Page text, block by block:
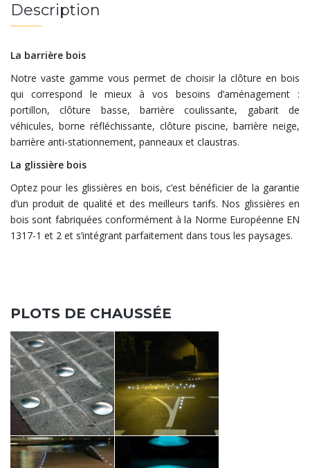
Description
La barrière bois
Notre vaste gamme vous permet de choisir la clôture en bois
qui correspond le mieux à vos besoins d’aménagement :
portillon, clôture basse, barrière coulissante, gabarit de
véhicules, borne réfléchissante, clôture piscine, barrière neige,
barrière anti-stationnement, panneaux et claustras.
La glissière bois
Optez pour les glissières en bois, c’est bénéficier de la garantie
d’un produit de qualité et des meilleurs tarifs. Nos glissières en
bois sont fabriquées conformément à la Norme Européenne EN
1317-1 et 2 et s’intégrant parfaitement dans tous les paysages.
PLOTS DE CHAUSSÉE